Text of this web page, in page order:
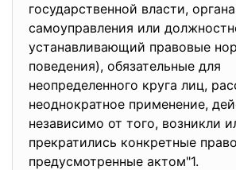
государственной власти,
самоуправления или
устанавливающий правовые
поведения), обязательные для
неопределенного круга лиц,
неоднократное применение,
независимо от того, возникли
прекратились конкретные
предусмотренные актом"1.